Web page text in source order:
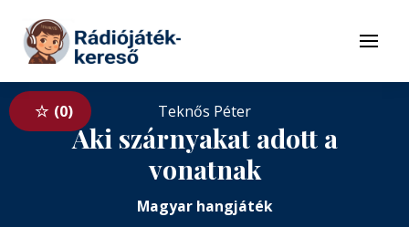
Tovább a tartalomhoz
Menü
0 Teknős Péter
Aki szárnyakat adott a
vonatnak
Magyar hangjáték